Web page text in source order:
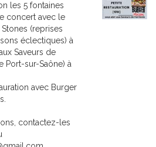
les 5 fontaines
concert avec le
(reprises
éclectiques) à
Saveurs de
Port-sur-Saône) à
avec Burger
contactez-les